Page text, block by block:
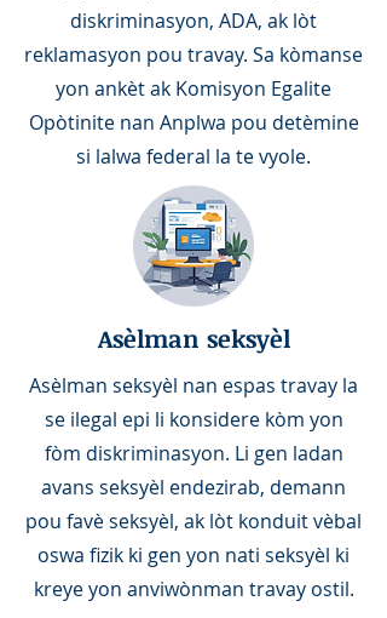
diskriminasyon, ADA, ak lòt
reklamasyon pou travay. Sa kòmanse
yon ankèt ak Komisyon Egalite
Opòtinite nan Anplwa pou detèmine
si lalwa federal la te vyole.
Asèlman seksyèl
Asèlman seksyèl nan espas travay la
se ilegal epi li konsidere kòm yon
fòm diskriminasyon. Li gen ladan
avans seksyèl endezirab, demann
pou favè seksyèl, ak lòt konduit vèbal
oswa fizik ki gen yon nati seksyèl ki
kreye yon anviwònman travay ostil.